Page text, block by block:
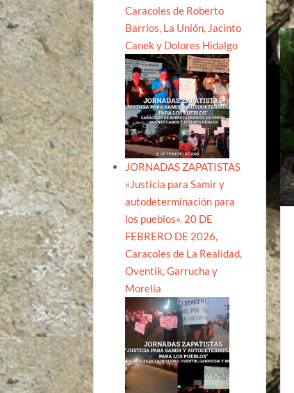
Caracoles de Roberto
Barrios, La Unión, Jacinto
Canek y Dolores Hidalgo
JORNADAS ZAPATISTAS
«Justicia para Samir y
autodeterminación para
los pueblos». 20 DE
FEBRERO DE 2026,
Caracoles de La Realidad,
Oventik, Garrucha y
Morelia